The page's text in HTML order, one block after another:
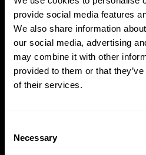
provide social media features
We also share information
our social media, advertising
may combine it with other
provided to them or that
of their services.
Selection
Necessary
hinaus bieten wir
Anti-Glare- und Anti-
um die Sichtbarkeit und
weiter zu optimieren. Eine
Sicherheit im Fahrzeug.